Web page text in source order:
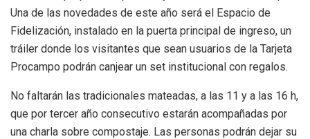
Una de las novedades de este año será el Espacio de
Fidelización, instalado en la puerta principal de ingreso, un
tráiler donde los visitantes que sean usuarios de la Tarjeta
Procampo podrán canjear un set institucional con regalos.
No faltarán las tradicionales mateadas, a las 11 y a las 16 h,
que por tercer año consecutivo estarán acompañadas por
una charla sobre compostaje. Las personas podrán dejar su